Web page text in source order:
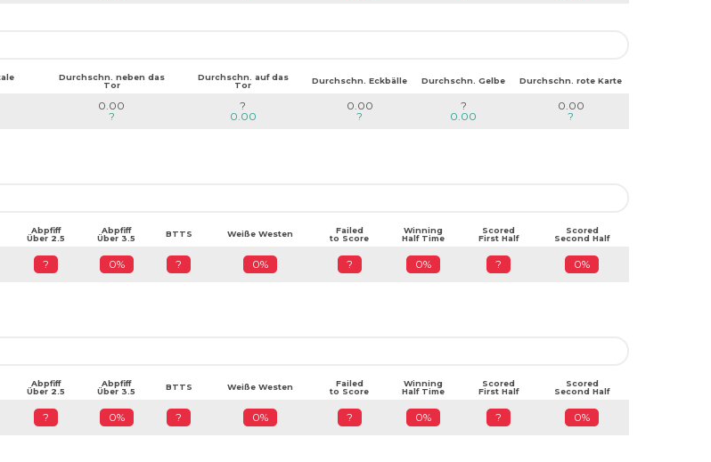
Durchschn. neben das
Tor
Durchschn. auf das
Tor
Durchschn. Eckbälle Durchschn. Gelbe Durchschn. rote Karte
0.00
?
?
0.00
0.00
?
?
0.00
0.00
?
Abpfiff
Über 2.5
Abpfiff
Über 3.5
BTTS Weiße Westen
Failed
to Score
Winning
Half Time
Scored
First Half
Scored
Second Half
? 0% ? 0% ? 0% ? 0%
Abpfiff
Über 2.5
Abpfiff
Über 3.5
BTTS Weiße Westen
Failed
to Score
Winning
Half Time
Scored
First Half
Scored
Second Half
? 0% ? 0% ? 0% ? 0%